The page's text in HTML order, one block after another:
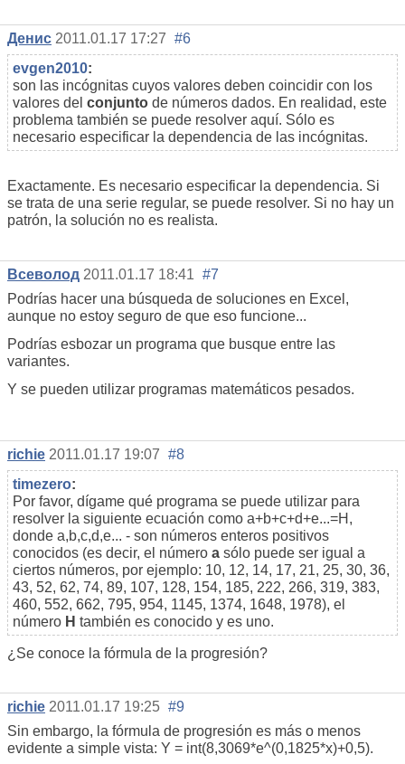
Денис 2011.01.17 17:27 #6
evgen2010:
son las incógnitas cuyos valores deben coincidir con los
valores del conjunto de números dados. En realidad, este
problema también se puede resolver aquí. Sólo es
necesario especificar la dependencia de las incógnitas.
Exactamente. Es necesario especificar la dependencia. Si
se trata de una serie regular, se puede resolver. Si no hay un
patrón, la solución no es realista.
Всеволод 2011.01.17 18:41 #7
Podrías hacer una búsqueda de soluciones en Excel,
aunque no estoy seguro de que eso funcione...
Podrías esbozar un programa que busque entre las
variantes.
Y se pueden utilizar programas matemáticos pesados.
richie 2011.01.17 19:07 #8
timezero:
Por favor, dígame qué programa se puede utilizar para
resolver la siguiente ecuación como a+b+c+d+e...=H,
donde a,b,c,d,e... - son números enteros positivos
conocidos (es decir, el número a sólo puede ser igual a
ciertos números, por ejemplo: 10, 12, 14, 17, 21, 25, 30, 36,
43, 52, 62, 74, 89, 107, 128, 154, 185, 222, 266, 319, 383,
460, 552, 662, 795, 954, 1145, 1374, 1648, 1978), el
número H también es conocido y es uno.
¿Se conoce la fórmula de la progresión?
richie 2011.01.17 19:25 #9
Sin embargo, la fórmula de progresión es más o menos
evidente a simple vista: Y = int(8,3069*e^(0,1825*x)+0,5).